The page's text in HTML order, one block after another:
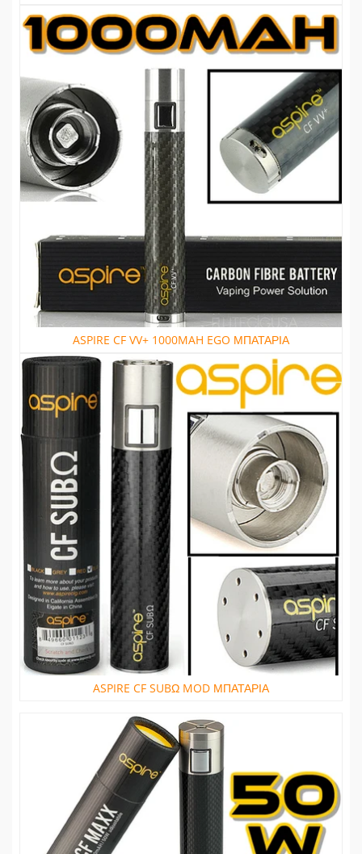
ASPIRE CF VV+ 1000MAH EGO ΜΠΑΤΑΡΙΑ
ASPIRE CF SUBΩ MOD ΜΠΑΤΑΡΙΑ